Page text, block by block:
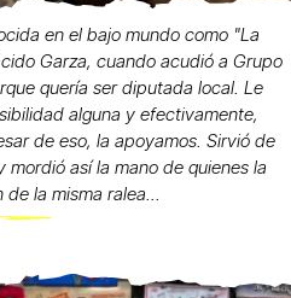
en el bajo mundo como "La
Garza, cuando acudió a Grupo
quería ser diputada local. Le
alguna y efectivamente,
de eso, la apoyamos. Sirvió de
así la mano de quienes la
de la misma ralea...